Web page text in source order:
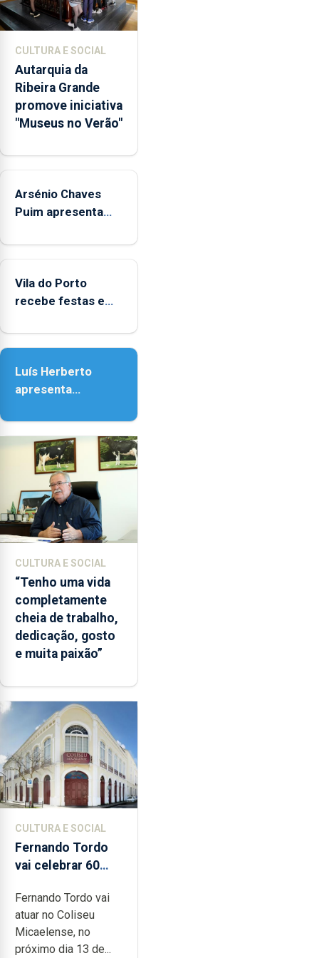
e
núcleos
integrados
na
Rede
Municipal
de
aos
durante
o
de
entre
as
e
as
18h00.
CULTURA E SOCIAL
Autarquia da
Ribeira Grande
promove iniciativa
"Museus no Verão"
Arsénio Chaves
Puim apresenta
de Vila do Porto
Vila do Porto
recebe festas em
Senhora da
Luís Herberto
apresenta
Paisagem’
CULTURA E SOCIAL
“Tenho uma vida
completamente
cheia de trabalho,
dedicação, gosto
e muita paixão”
CULTURA E SOCIAL
Fernando Tordo
vai celebrar 60
no Coliseu
Micaelense
Fernando Tordo vai
atuar no Coliseu
Micaelense, no
próximo dia 13 de...